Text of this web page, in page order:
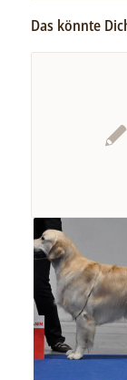
Das könnte